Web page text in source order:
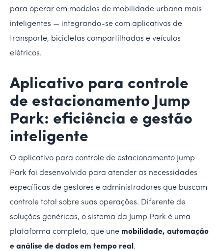
para operar em modelos de mobilidade urbana mais
inteligentes — integrando-se com aplicativos de
transporte, bicicletas compartilhadas e veículos
elétricos.
Aplicativo para controle
de estacionamento Jump
Park: eficiência e gestão
inteligente
O aplicativo para controle de estacionamento Jump
Park foi desenvolvido para atender as necessidades
específicas de gestores e administradores que buscam
controle total sobre suas operações. Diferente de
soluções genéricas, o sistema da Jump Park é uma
plataforma completa, que une mobilidade, automação
e análise de dados em tempo real .